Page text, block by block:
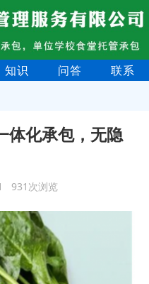
知识 问答 联系
体化承包，无隐
931次浏览